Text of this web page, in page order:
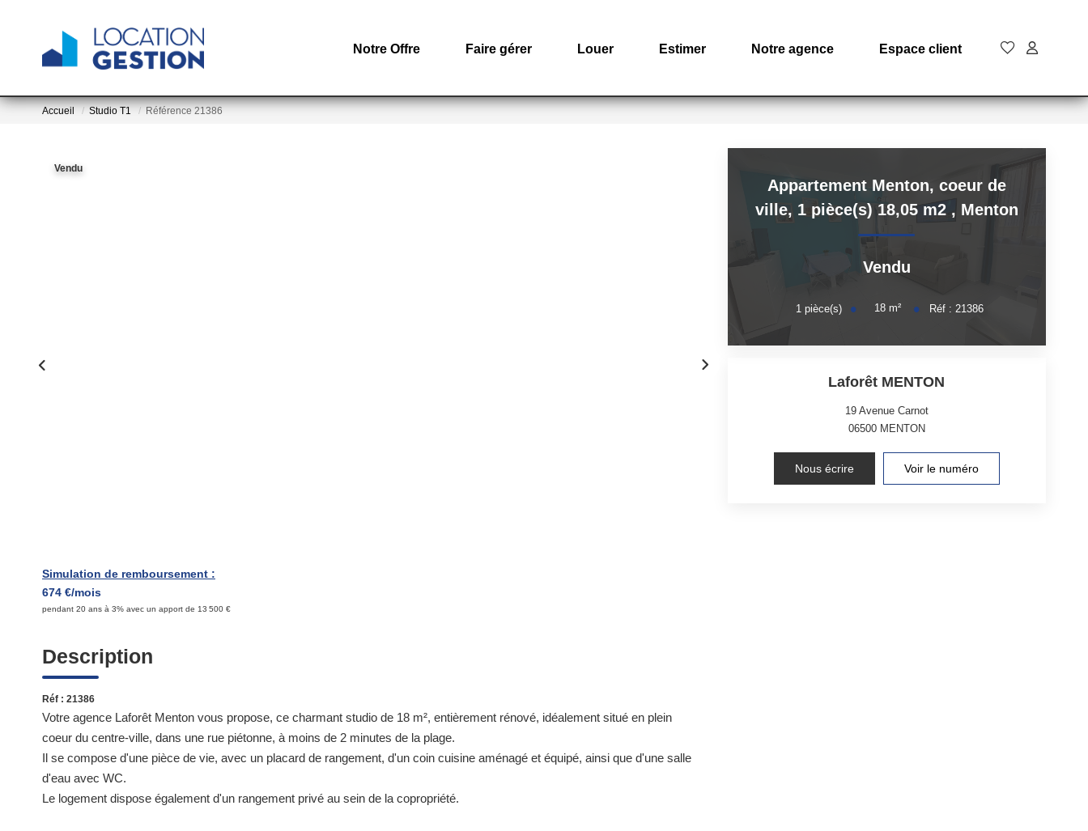
Notre Offre Faire gérer Louer Estimer Notre agence Espace client
Accueil Studio T1 Référence 21386
Vendu
Simulation de remboursement :
674 €/mois
pendant 20 ans à 3% avec un apport de 13 500 €
Description
Réf : 21386
Votre agence Laforêt Menton vous propose, ce charmant studio de 18 m², entièrement rénové, idéalement situé en plein
coeur du centre-ville, dans une rue piétonne, à moins de 2 minutes de la plage.
Il se compose d'une pièce de vie, avec un placard de rangement, d'un coin cuisine aménagé et équipé, ainsi que d'une salle
d'eau avec WC.
Le logement dispose également d'un rangement privé au sein de la copropriété.
Appartement Menton, coeur de
ville, 1 pièce(s) 18,05 m2 , Menton
Vendu
1pièce(s) 18 m² Réf : 21386
Laforêt MENTON
19 Avenue Carnot
06500 MENTON
Nous écrire Voir le numéro